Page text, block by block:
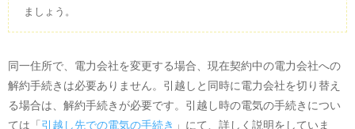
ましょう。
同一住所で、電力会社を変更する場合、現在契約中の電力会社への
解約手続きは必要ありません。引越しと同時に電力会社を切り替え
る場合は、解約手続きが必要です。引越し時の電気の手続きについ
ては「 引越し先での電気の手続き 」にて、詳しく説明をしていま